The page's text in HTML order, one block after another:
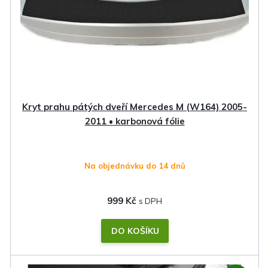
Kryt prahu pátých dveří Mercedes M (W164) 2005-
2011 • karbonová fólie
Na objednávku do 14 dnů
999 Kč
DO KOŠÍKU